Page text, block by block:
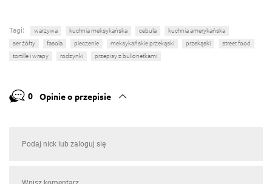
Tagi: warzywa kuchnia meksykańska cebula
kuchnia amerykańska
ser żółty
fasola pieczenie meksykańskie przekąski przekąski
street food
tortille i wrapy
rodzynki przepisy z bulionetkami
0 Opinie o przepisie